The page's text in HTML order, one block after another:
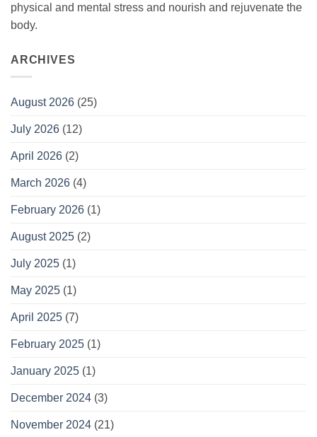
physical and mental stress and nourish and rejuvenate the
body.
ARCHIVES
August 2026 (25)
July 2026 (12)
April 2026 (2)
March 2026 (4)
February 2026 (1)
August 2025 (2)
July 2025 (1)
May 2025 (1)
April 2025 (7)
February 2025 (1)
January 2025 (1)
December 2024 (3)
November 2024 (21)